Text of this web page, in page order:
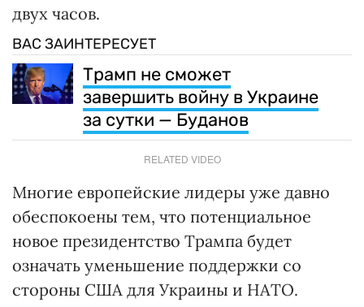
двух часов.
ВАС ЗАИНТЕРЕСУЕТ
Трамп не сможет
завершить войну в Украине
за сутки — Буданов
RELATED VIDEO
Многие европейские лидеры уже давно
обеспокоены тем, что потенциальное
новое президентство Трампа будет
означать уменьшение поддержки со
стороны США для Украины и НАТО.